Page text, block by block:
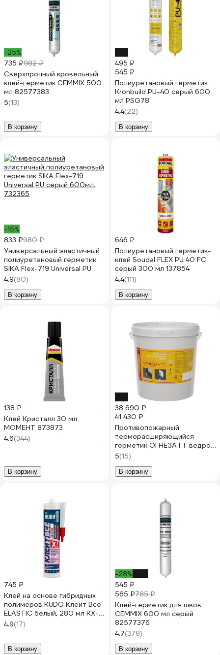
-25%
735 ₽982 ₽
Сверхпрочный кровельный
клей-герметик CEMMIX 500
мл 82577383
5(13)
В корзину
495 ₽
545 ₽
Полиуретановый герметик
Kronbuild PU-40 серый 600
мл PSG78
4.4(22)
В корзину
-15%
833 ₽980 ₽
Универсальный эластичный
полиуретановый герметик
SIKA Flex-719 Universal PU
серый 600мл. 732365
4.9(80)
В корзину
646 ₽
Полиуретановый герметик-
клей Soudal FLEX PU 40 FC
серый 300 мл 137854
4.4(111)
В корзину
138 ₽
Клей Кристалл 30 мл
МОМЕНТ 873873
4.6(344)
В корзину
38 690 ₽
41 430 ₽
Противопожарный
терморасширяющийся
герметик ОГНЕЗА ГТ ведро
20 кг, цвет серый 105040
5(15)
В корзину
745 ₽
Клей на основе гибридных
полимеров KUDO Клеит Все
ELASTIС белый, 280 мл KX-
1W
4.9(17)
В корзину
-28%
545 ₽
565 ₽785 ₽
Клей-герметик для швов
CEMMIX 600 мл серый
82577376
4.7(378)
В корзину